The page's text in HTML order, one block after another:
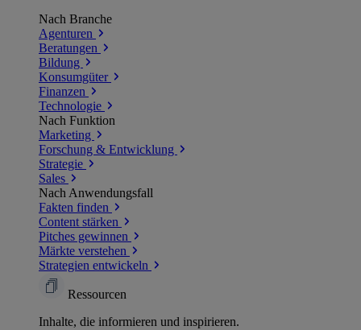
Nach Branche
Agenturen
Beratungen
Bildung
Konsumgüter
Finanzen
Technologie
Nach Funktion
Marketing
Forschung & Entwicklung
Strategie
Sales
Nach Anwendungsfall
Fakten finden
Content stärken
Pitches gewinnen
Märkte verstehen
Strategien entwickeln
Ressourcen
Inhalte, die informieren und inspirieren.